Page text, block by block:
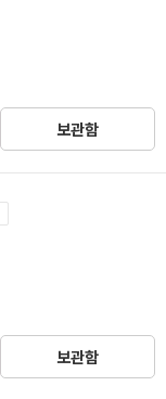
보관함
보관함